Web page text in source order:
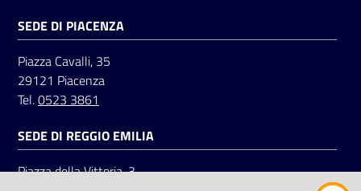
Seguici
su
SEDE DI PIACENZA
Piazza Cavalli, 35
29121 Piacenza
Tel.0523 3861
SEDE DI REGGIO EMILIA
Piazza della Vittoria, 3